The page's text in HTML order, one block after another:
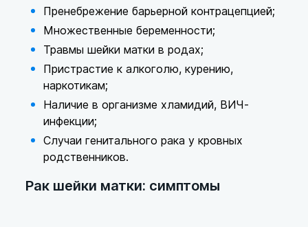
Пренебрежение барьерной контрацепцией;
Множественные беременности;
Травмы шейки матки в родах;
Пристрастие к алкоголю, курению,
наркотикам;
Наличие в организме хламидий, ВИЧ-
инфекции;
Случаи генитального рака у кровных
родственников.
Рак шейки матки: симптомы